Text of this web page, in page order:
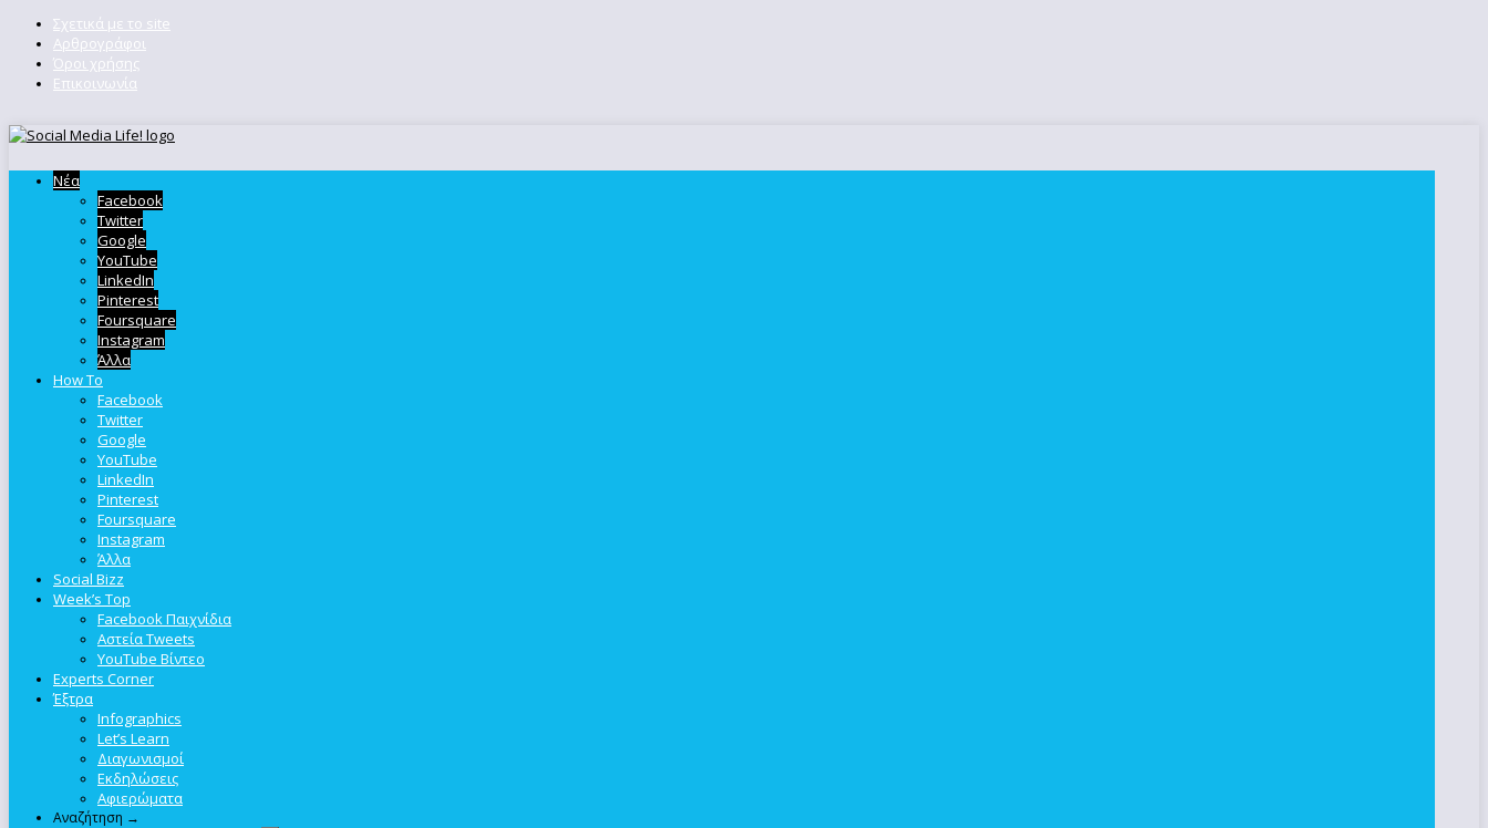
Σχετικά με το site
Αρθρογράφοι
Όροι χρήσης
Επικοινωνία
Νέα
Facebook
Twitter
Google
YouTube
LinkedIn
Pinterest
Foursquare
Instagram
Άλλα
How To
Facebook
Twitter
Google
YouTube
LinkedIn
Pinterest
Foursquare
Instagram
Άλλα
Social Bizz
Week’s Top
Facebook Παιχνίδια
Αστεία Tweets
YouTube Βίντεο
Experts Corner
Έξτρα
Infographics
Let’s Learn
Διαγωνισμοί
Εκδηλώσεις
Αφιερώματα
Αναζήτηση →